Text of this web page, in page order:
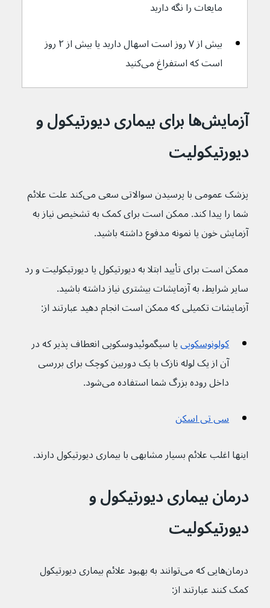
مایعات را نگه دارید
بیش از ۷ روز است اسهال دارید یا بیش از ۲ روز
است که استفراغ می‌کنید
آزمایش‌ها برای بیماری دیورتیکول و
دیورتیکولیت
پزشک عمومی با پرسیدن سوالاتی سعی می‌کند علت علائم
شما را پیدا کند. ممکن است برای کمک به تشخیص نیاز به
آزمایش خون یا نمونه مدفوع داشته باشید.
ممکن است برای تأیید ابتلا به دیورتیکول یا دیورتیکولیت و رد
سایر شرایط، به آزمایشات بیشتری نیاز داشته باشید.
آزمایشات تکمیلی که ممکن است انجام دهید عبارتند از:
کولونوسکوپی یا سیگموئیدوسکوپی انعطاف پذیر که در
آن از یک لوله نازک با یک دوربین کوچک برای بررسی
داخل روده بزرگ شما استفاده می‌شود.
سی تی اسکن
اینها اغلب علائم بسیار مشابهی با بیماری دیورتیکول دارند.
درمان بیماری دیورتیکول و
دیورتیکولیت
درمان‌هایی که می‌توانند به بهبود علائم بیماری دیورتیکول
کمک کنند عبارتند از: